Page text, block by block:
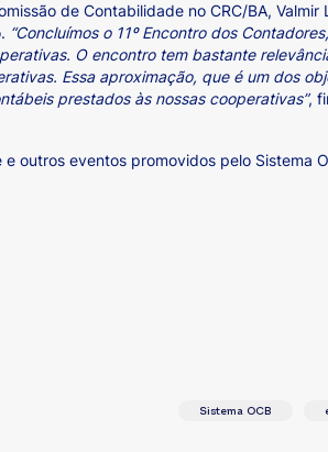
de Contabilidade no CRC/BA,
“Concluímos o 11º Encontro dos
O encontro tem bastante
Essa aproximação, que é um dos
prestados às nossas cooperativas”,
outros eventos promovidos pelo Sistema
Sistema OCB